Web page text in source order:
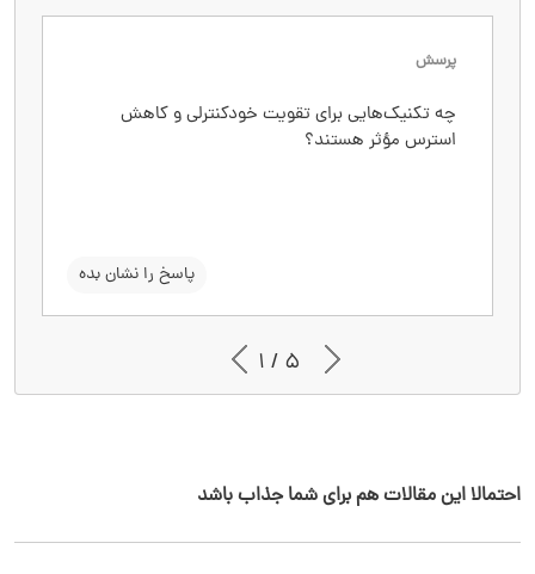
پرسش
چه تکنیک‌هایی برای تقویت خودکنترلی و کاهش
استرس مؤثر هستند؟
پاسخ را نشان بده
تنفس عمیق، ورزش، برنامه‌ریزی روزانه و تمرکز ذهنی.
1 / 5
احتمالا این مقالات هم برای شما جذاب باشد